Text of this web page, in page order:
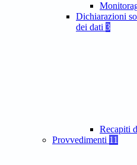
Dichiarazioni
dei dati 3
Recapiti
Provvedimenti 11